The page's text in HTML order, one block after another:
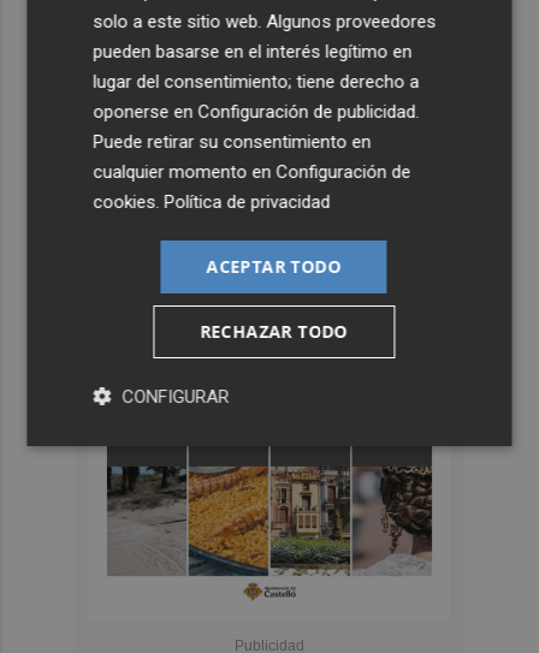
solo a este sitio web. Algunos proveedores
pueden basarse en el interés legítimo en
lugar del consentimiento; tiene derecho a
oponerse enConfiguración de publicidad
Puede retirar su consentimiento en
cualquier momento enConfiguración de
cookies .Política de privacidad
ACEPTAR TODO
RECHAZAR TODO
CONFIGURAR